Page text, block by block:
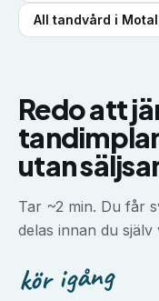
All tandvård i
Redo att
utan
Tar ~2 min. Du får
delas innan du själv
kör igång